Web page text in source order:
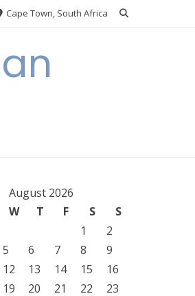
Cape Town, South Africa
August 2026
W T F S
S
1
2
5 6 7 8
9
12 13 14 15
16
19 20 21 22
23